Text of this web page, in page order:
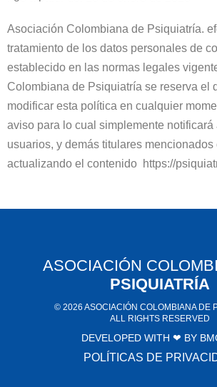
Asociación Colombiana de Psiquiatría.
tratamiento de los datos personales de
establecido en las normas legales
Colombiana de Psiquiatría se reserva el
modificar esta política en cualquier
aviso para lo cual simplemente notificará
usuarios, y demás titulares
actualizando el contenido https://
ASOCIACIÓN
PSIQUIATRÍA
© 2026 ASOCIACIÓN COLOMBIANA DE
ALL RIGHTS RESERVED
DEVELOPED WITH ❤ BY
POLÍTICAS DE